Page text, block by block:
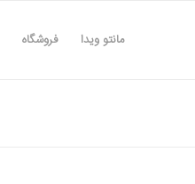
مانتو ویدا فروشگاه